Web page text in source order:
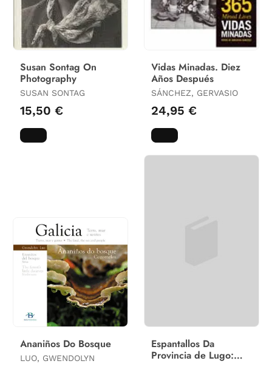
Susan Sontag On
Photography
SUSAN SONTAG
15,50 €
Vidas Minadas. Diez
Años Después
SÁNCHEZ, GERVASIO
24,95 €
Ananiños Do Bosque
LUO, GWENDOLYN
Espantallos Da
Provincia de Lugo: